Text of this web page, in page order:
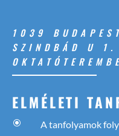
1039
SZINDBÁD U 1.
ELMÉLETI
\ A tanfolyamok